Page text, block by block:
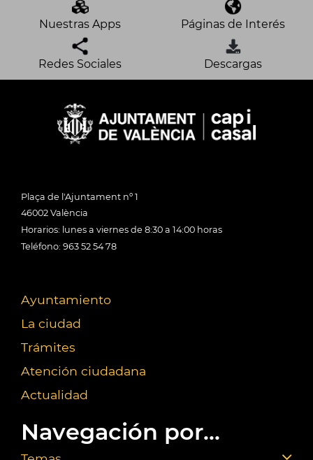
Nuestras Apps Páginas de Interés
Redes Sociales Descargas
Plaça de l'Ajuntament nº 1
46002 València
Horarios: lunes a viernes de 8:30 a 14:00 horas
Teléfono: 963 52 54 78
Ayuntamiento
La ciudad
Trámites
Atención ciudadana
Actualidad
Navegación por...